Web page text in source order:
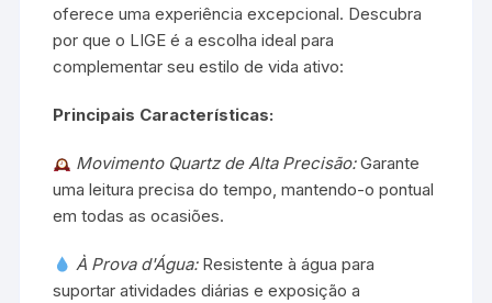
oferece uma experiência excepcional. Descubra
por que o LIGE é a escolha ideal para
complementar seu estilo de vida ativo:
Principais Características:
Movimento Quartz de Alta Precisão:Garante
uma leitura precisa do tempo, mantendo-o pontual
em todas as ocasiões.
À Prova d'Água:Resistente à água para
suportar atividades diárias e exposição a